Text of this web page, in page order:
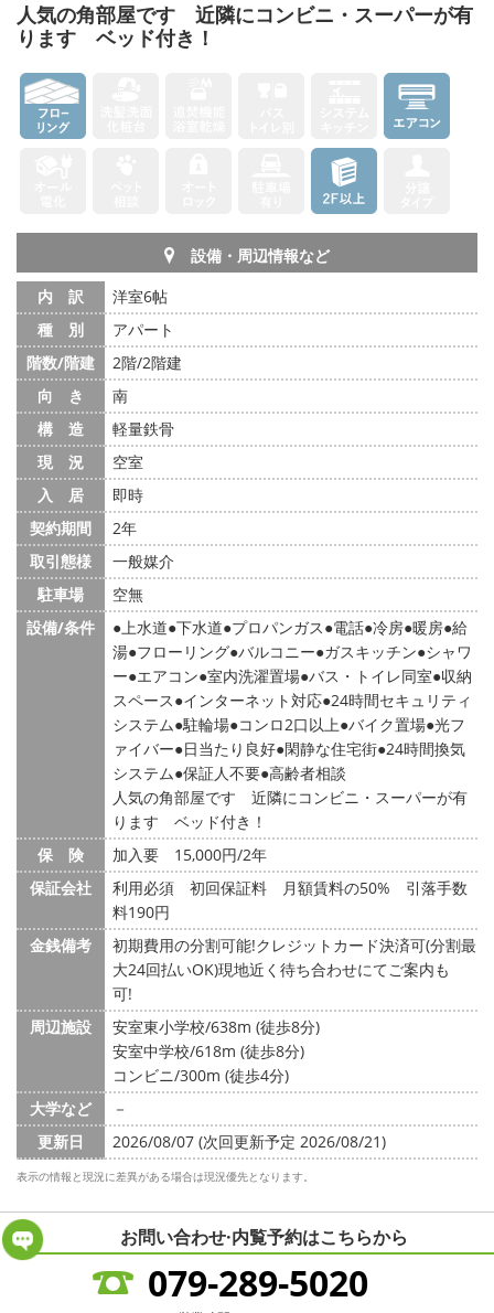
人気の角部屋です 近隣にコンビニ・スーパーが有
ります ベッド付き！
設備・周辺情報など
内 訳
洋室6帖
種 別
アパート
階数/階建
2階/2階建
向 き
南
構 造
軽量鉄骨
現 況
空室
入 居
即時
契約期間
2年
取引態様
一般媒介
駐車場
空無
設備/条件
上水道 下水道 プロパンガス 電話 冷房 暖房 給
湯 フローリング バルコニー ガスキッチン シャワ
ー エアコン 室内洗濯置場 バス・トイレ同室 収納
スペース インターネット対応 24時間セキュリティ
システム 駐輪場 コンロ2口以上 バイク置場 光フ
ァイバー 日当たり良好 閑静な住宅街 24時間換気
システム 保証人不要 高齢者相談
人気の角部屋です 近隣にコンビニ・スーパーが有
ります ベッド付き！
保 険
加入要 15,000円/2年
保証会社
利用必須 初回保証料 月額賃料の50% 引落手数
料190円
金銭備考
初期費用の分割可能!クレジットカード決済可(分割最
大24回払いOK)現地近く待ち合わせにてご案内も
可!
周辺施設
安室東小学校/638m (徒歩8分)
安室中学校/618m (徒歩8分)
コンビニ/300m (徒歩4分)
大学など
－
更新日
2026/08/07 (次回更新予定 2026/08/21)
表示の情報と現況に差異がある場合は現況優先となります。
お問い合わせ·内覧予約はこちらから
079-289-5020